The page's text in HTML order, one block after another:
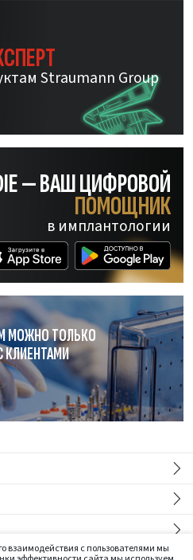
Straumann Group
— ВАШ ЦИФРОВОЙ
ПОМОЩНИК
в имплантологии
МОЖНО ТОЛЬКО
КЛИЕНТАМИ
взаимодействия с пользователями мы